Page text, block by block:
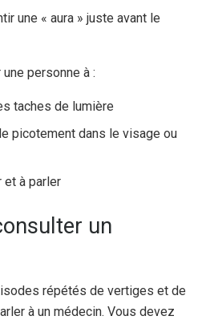
une « aura » juste avant le
personne à :
taches de lumière
picotement dans le visage ou
et à parler
un
répétés de vertiges et de
à un médecin. Vous devez